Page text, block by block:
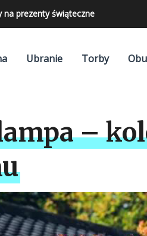
na prezenty świąteczne
Ubranie Torby
–